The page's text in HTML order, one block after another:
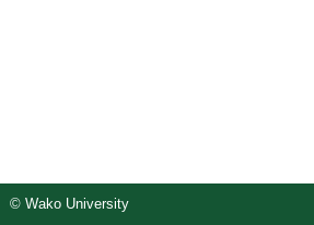
© Wako University